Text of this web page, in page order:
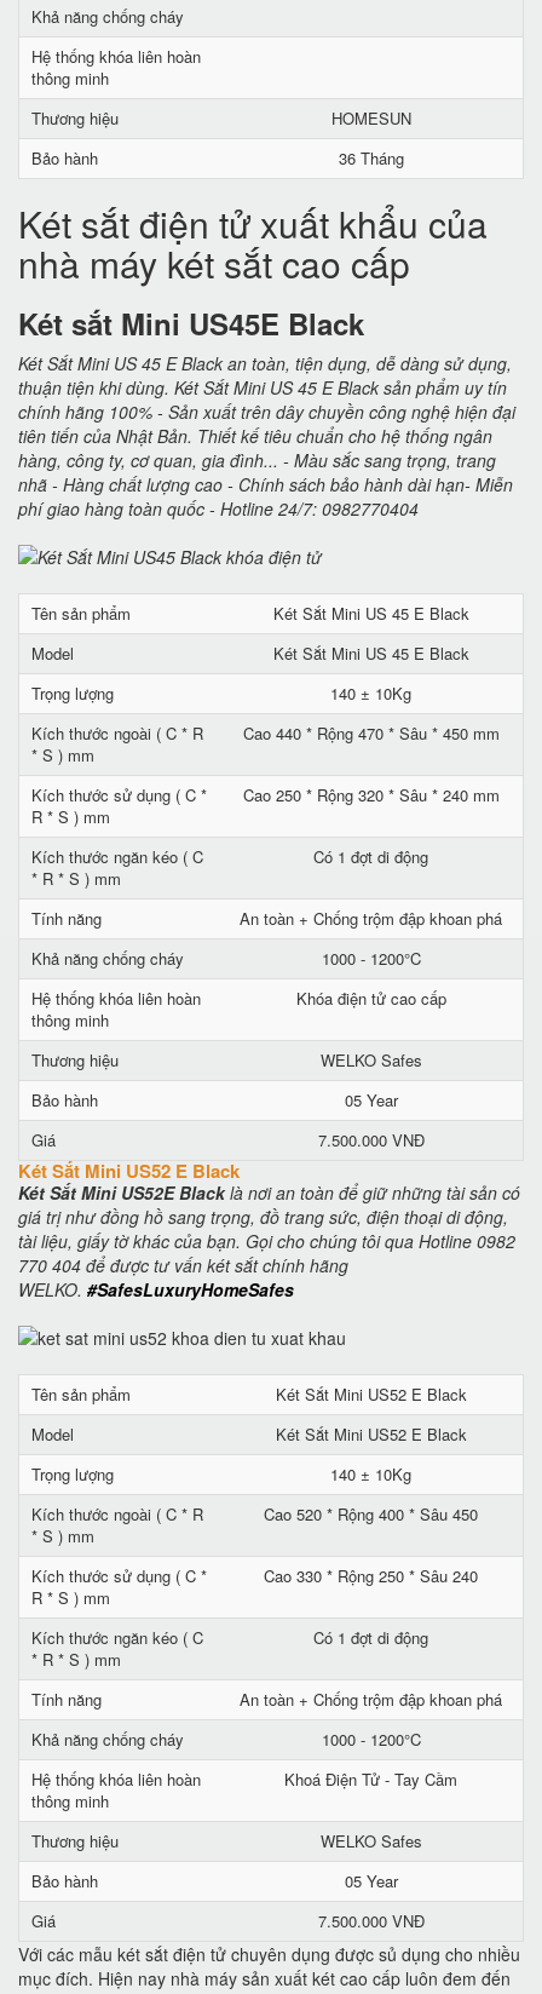
Khả năng chống cháy
Hệ thống khóa liên hoàn
thông minh
Thương hiệu
HOMESUN
Bảo hành
36 Tháng
Két sắt điện tử xuất khẩu của
nhà máy két sắt cao cấp
Két sắt Mini US45E Black
Két Sắt Mini US 45 E Black an toàn, tiện dụng, dễ dàng sử dụng,
thuận tiện khi dùng. Két Sắt Mini US 45 E Black sản phẩm uy tín
chính hãng 100% - Sản xuất trên dây chuyền công nghệ hiện đại
tiên tiến của Nhật Bản. Thiết kế tiêu chuẩn cho hệ thống ngân
hàng, công ty, cơ quan, gia đình... - Màu sắc sang trọng, trang
nhã - Hàng chất lượng cao - Chính sách bảo hành dài hạn- Miễn
phí giao hàng toàn quốc - Hotline 24/7: 0982770404
Tên sản phẩm
Két Sắt Mini US 45 E Black
Model
Két Sắt Mini US 45 E Black
Trọng lượng
140 ± 10Kg
Kích thước ngoài ( C * R
* S ) mm
Cao 440 * Rộng 470 * Sâu * 450 mm
Kích thước sử dụng ( C *
R * S ) mm
Cao 250 * Rộng 320 * Sâu * 240 mm
Kích thước ngăn kéo ( C
* R * S ) mm
Có 1 đợt di động
Tính năng
An toàn + Chống trộm đập khoan phá
Khả năng chống cháy
1000 - 1200°C
Hệ thống khóa liên hoàn
thông minh
Khóa điện tử cao cấp
Thương hiệu
WELKO Safes
Bảo hành
05 Year
Giá
7.500.000 VNĐ
Két Sắt Mini US52 E Black
Két Sắt Mini US52E Blacklà nơi an toàn để giữ những tài sản có
giá trị như đồng hồ sang trọng, đồ trang sức, điện thoại di động,
tài liệu, giấy tờ khác của bạn. Gọi cho chúng tôi qua Hotline 0982
770 404 để được tư vấn két sắt chính hãng
WELKO. #SafesLuxuryHomeSafes
Tên sản phẩm
Két Sắt Mini US52 E Black
Model
Két Sắt Mini US52 E Black
Trọng lượng
140 ± 10Kg
Kích thước ngoài ( C * R
* S ) mm
Cao 520 * Rộng 400 * Sâu 450
Kích thước sử dụng ( C *
R * S ) mm
Cao 330 * Rộng 250 * Sâu 240
Kích thước ngăn kéo ( C
* R * S ) mm
Có 1 đợt di động
Tính năng
An toàn + Chống trộm đập khoan phá
Khả năng chống cháy
1000 - 1200°C
Hệ thống khóa liên hoàn
thông minh
Khoá Điện Tử - Tay Cầm
Thương hiệu
WELKO Safes
Bảo hành
05 Year
Giá
7.500.000 VNĐ
Với các mẫu két sắt điện tử chuyên dụng được sủ dụng cho nhiều
mục đích. Hiện nay nhà máy sản xuất két cao cấp luôn đem đến